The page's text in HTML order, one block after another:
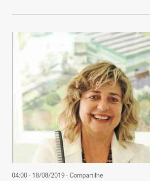
04:00 - 18/08/2019- Compartilhe